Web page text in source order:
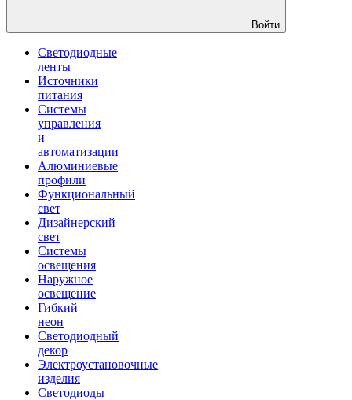
Войти
Светодиодные
ленты
Источники
питания
Системы
управления
и
автоматизации
Алюминиевые
профили
Функциональный
свет
Дизайнерский
свет
Системы
освещения
Наружное
освещение
Гибкий
неон
Светодиодный
декор
Электроустановочные
изделия
Светодиоды